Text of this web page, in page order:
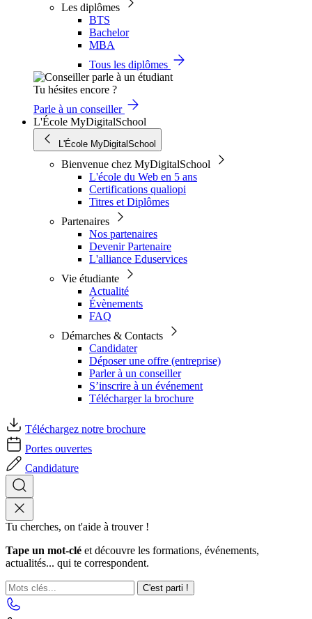
Les diplômes
BTS
Bachelor
MBA
Tous les diplômes
Tu hésites encore ?
Parle à un conseiller
L'École MyDigitalSchool
L'École MyDigitalSchool
Bienvenue chez MyDigitalSchool
L'école du Web en 5 ans
Certifications qualiopi
Titres et Diplômes
Partenaires
Nos partenaires
Devenir Partenaire
L'alliance Eduservices
Vie étudiante
Actualité
Évènements
FAQ
Démarches & Contacts
Candidater
Déposer une offre (entreprise)
Parler à un conseiller
S’inscrire à un événement
Télécharger la brochure
Téléchargez notre brochure
Portes ouvertes
Candidature
Tu cherches, on t'aide à trouver !
Tape un mot-clé et découvre les formations, événements,
actualités... qui te correspondent.
C'est parti !